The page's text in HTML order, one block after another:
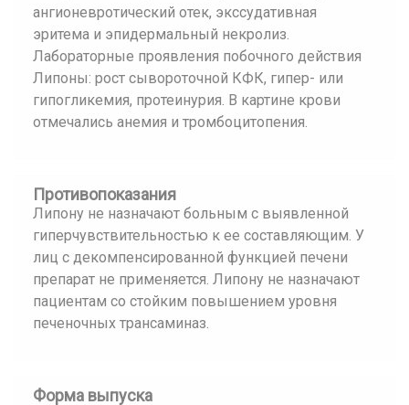
ангионевротический отек, экссудативная
эритема и эпидермальный некролиз.
Лабораторные проявления побочного действия
Липоны: рост сывороточной КФК, гипер- или
гипогликемия, протеинурия. В картине крови
отмечались анемия и тромбоцитопения.
Противопоказания
Липону не назначают больным с выявленной
гиперчувствительностью к ее составляющим. У
лиц с декомпенсированной функцией печени
препарат не применяется. Липону не назначают
пациентам со стойким повышением уровня
печеночных трансаминаз.
Форма выпуска